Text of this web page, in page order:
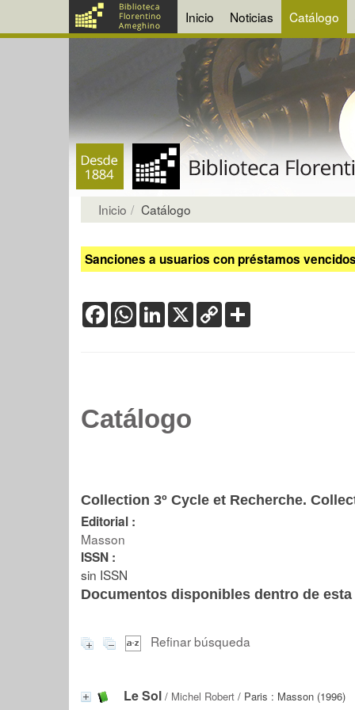
Inicio Noticias Catálogo
Inicio Catálogo
Sanciones a usuarios con préstamos
FacebookWhatsApp
LinkedIn
X Copy
Link
Catálogo
Collection 3º Cycle et Recherche.
Editorial :
Masson
ISSN :
sin ISSN
Documentos disponibles dentro de
Refinar búsqueda
Le Sol / Michel Robert / Paris : Masson (1996)